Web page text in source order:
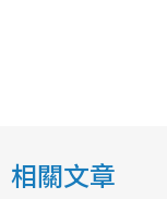
相關文章